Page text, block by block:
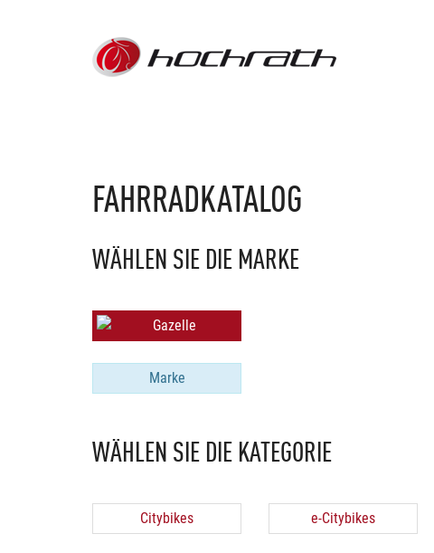
FAHRRADKATALOG
WÄHLEN SIE DIE MARKE
Marke
WÄHLEN SIE DIE KATEGORIE
Citybikes e-Citybikes